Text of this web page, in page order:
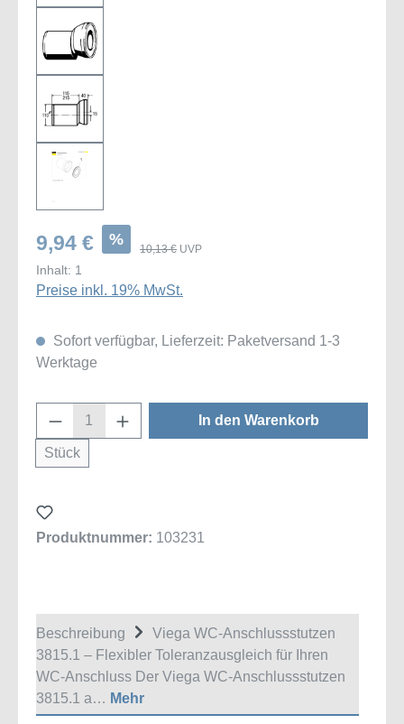
9,94 € %
10,13 € UVP
Inhalt: 1
Preise inkl. 19% MwSt.
Sofort verfügbar, Lieferzeit: Paketversand 1-3
Werktage
Produkt Anzahl: Gib den gewünschten
Stück
In den Warenkorb
Produktnummer: 103231
Beschreibung
Viega WC-Anschlussstutzen
3815.1 – Flexibler Toleranzausgleich für Ihren
WC-Anschluss Der Viega WC-Anschlussstutzen
3815.1 a… Mehr